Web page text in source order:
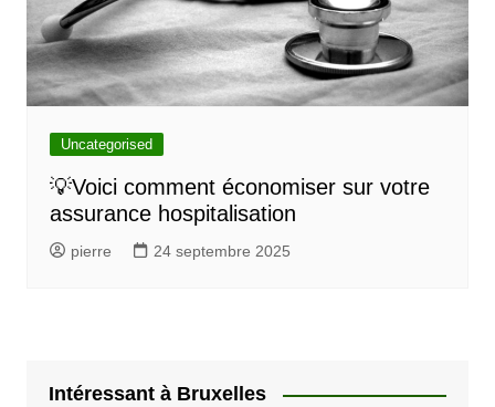
Uncategorised
💡Voici comment économiser sur votre
assurance hospitalisation
pierre 24 septembre 2025
Intéressant à Bruxelles